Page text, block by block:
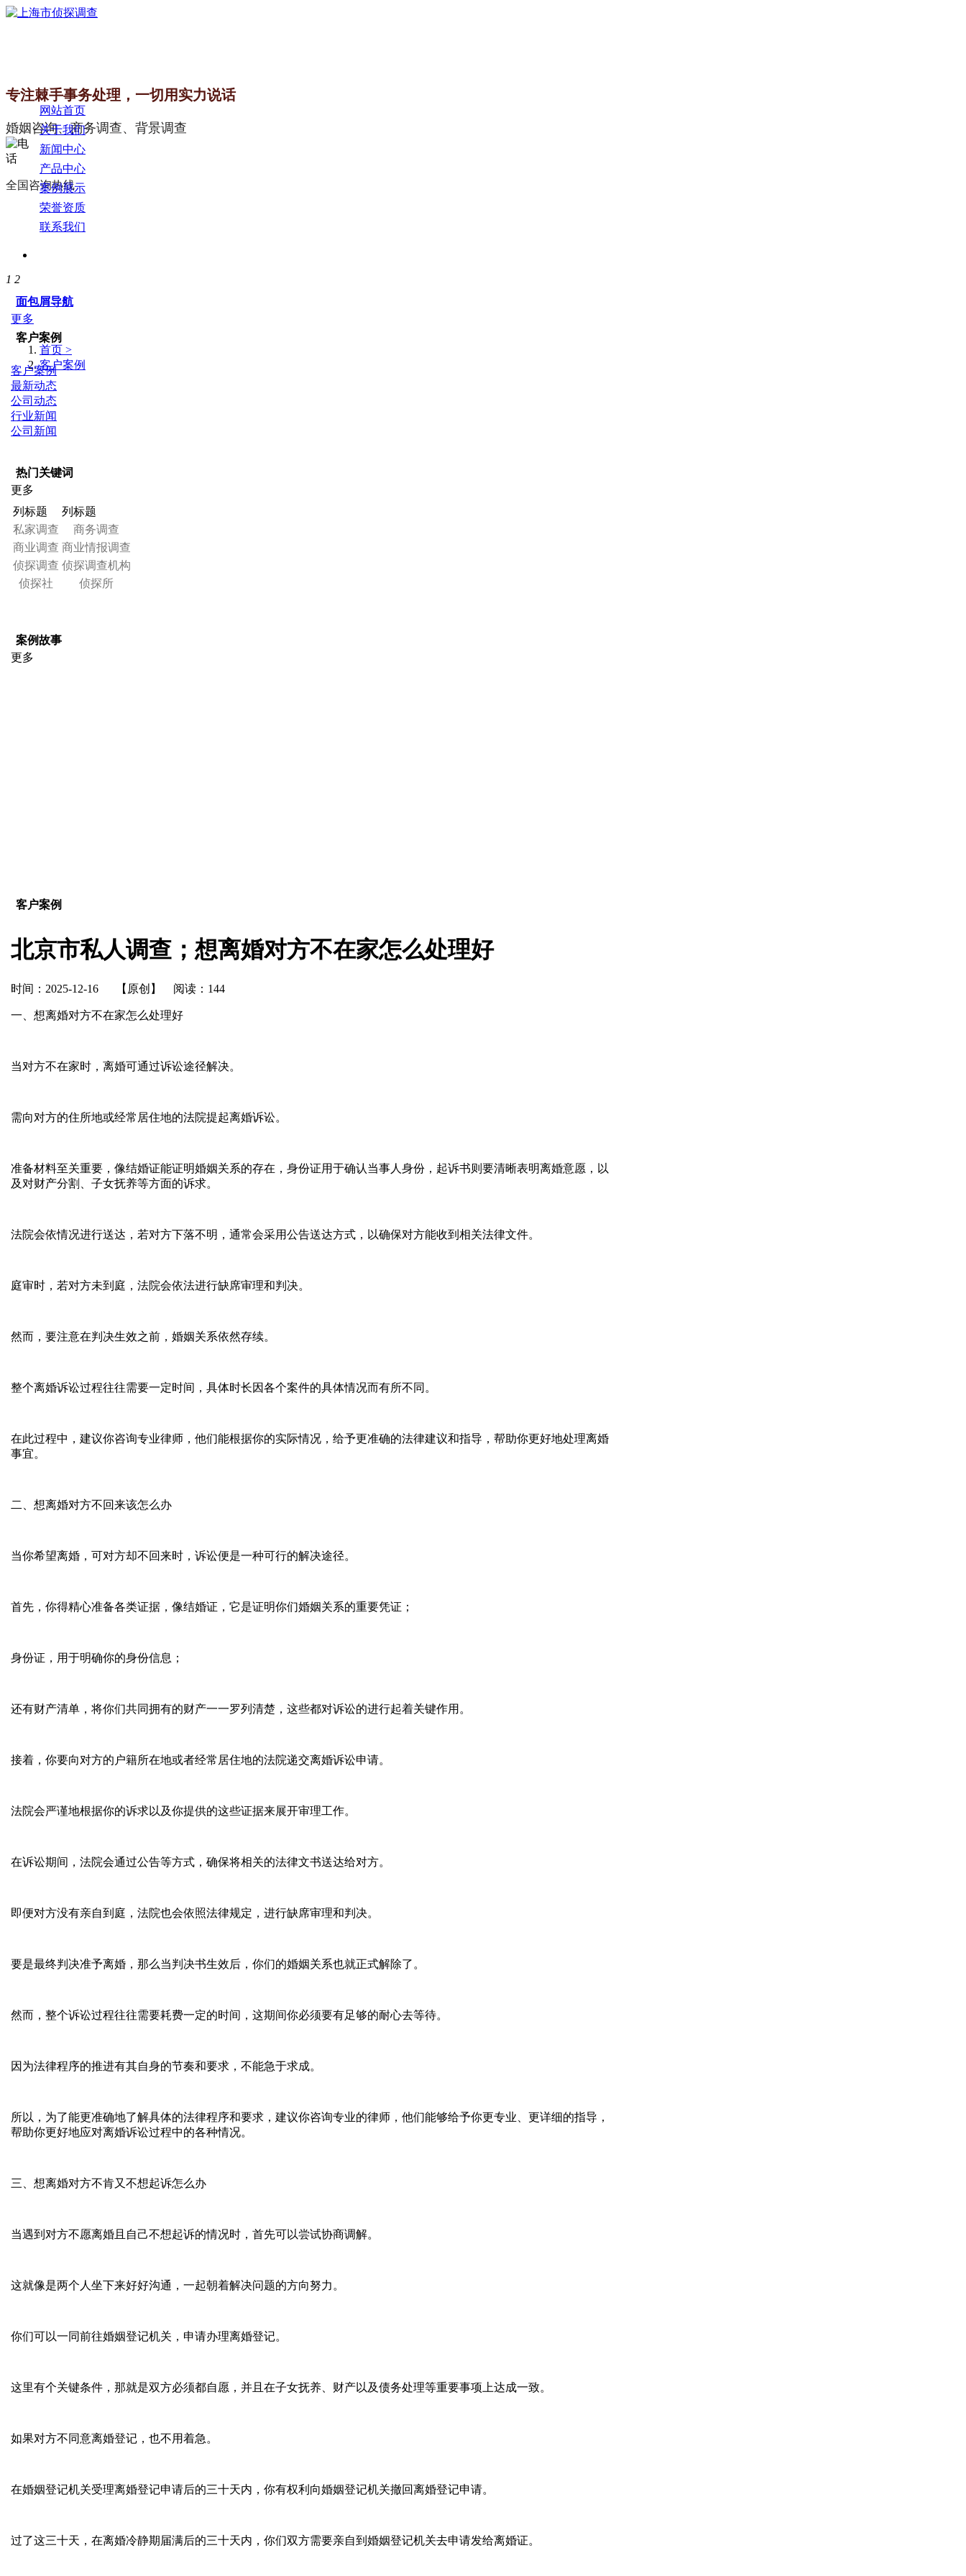
专注棘手事务处理，一切用实力说话
婚姻咨询、商务调查、背景调查
全国咨询热线
网站首页
关于我们
新闻中心
产品中心
案例展示
荣誉资质
联系我们
1 2
面包屑导航
更多
首页 >
客户案例
客户案例
客户案例
最新动态
公司动态
行业新闻
公司新闻
热门关键词
更多
列标题
列标题
私家调查
商务调查
商业调查 商业情报调查
侦探调查 侦探调查机构
侦探社
侦探所
案例故事
更多
客户案例
北京市私人调查；想离婚对方不在家怎么处理好
时间：2025-12-16 【原创】 阅读：144
一、想离婚对方不在家怎么处理好
当对方不在家时，离婚可通过诉讼途径解决。
需向对方的住所地或经常居住地的法院提起离婚诉讼。
准备材料至关重要，像结婚证能证明婚姻关系的存在，身份证用于确认当事人身份，起诉书则要清晰表明离婚意愿，以
及对财产分割、子女抚养等方面的诉求。
法院会依情况进行送达，若对方下落不明，通常会采用公告送达方式，以确保对方能收到相关法律文件。
庭审时，若对方未到庭，法院会依法进行缺席审理和判决。
然而，要注意在判决生效之前，婚姻关系依然存续。
整个离婚诉讼过程往往需要一定时间，具体时长因各个案件的具体情况而有所不同。
在此过程中，建议你咨询专业律师，他们能根据你的实际情况，给予更准确的法律建议和指导，帮助你更好地处理离婚
事宜。
二、想离婚对方不回来该怎么办
当你希望离婚，可对方却不回来时，诉讼便是一种可行的解决途径。
首先，你得精心准备各类证据，像结婚证，它是证明你们婚姻关系的重要凭证；
身份证，用于明确你的身份信息；
还有财产清单，将你们共同拥有的财产一一罗列清楚，这些都对诉讼的进行起着关键作用。
接着，你要向对方的户籍所在地或者经常居住地的法院递交离婚诉讼申请。
法院会严谨地根据你的诉求以及你提供的这些证据来展开审理工作。
在诉讼期间，法院会通过公告等方式，确保将相关的法律文书送达给对方。
即便对方没有亲自到庭，法院也会依照法律规定，进行缺席审理和判决。
要是最终判决准予离婚，那么当判决书生效后，你们的婚姻关系也就正式解除了。
然而，整个诉讼过程往往需要耗费一定的时间，这期间你必须要有足够的耐心去等待。
因为法律程序的推进有其自身的节奏和要求，不能急于求成。
所以，为了能更准确地了解具体的法律程序和要求，建议你咨询专业的律师，他们能够给予你更专业、更详细的指导，
帮助你更好地应对离婚诉讼过程中的各种情况。
三、想离婚对方不肯又不想起诉怎么办
当遇到对方不愿离婚且自己不想起诉的情况时，首先可以尝试协商调解。
这就像是两个人坐下来好好沟通，一起朝着解决问题的方向努力。
你们可以一同前往婚姻登记机关，申请办理离婚登记。
这里有个关键条件，那就是双方必须都自愿，并且在子女抚养、财产以及债务处理等重要事项上达成一致。
如果对方不同意离婚登记，也不用着急。
在婚姻登记机关受理离婚登记申请后的三十天内，你有权利向婚姻登记机关撤回离婚登记申请。
过了这三十天，在离婚冷静期届满后的三十天内，你们双方需要亲自到婚姻登记机关去申请发给离婚证。